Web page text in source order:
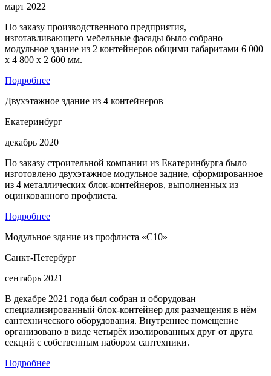
март 2022
По заказу производственного предприятия,
изготавливающего мебельные фасады было собрано
модульное здание из 2 контейнеров общими габаритами 6 000
х 4 800 х 2 600 мм.
Подробнее
Двухэтажное здание из 4 контейнеров
Екатеринбург
декабрь 2020
По заказу строительной компании из Екатеринбурга было
изготовлено двухэтажное модульное задние, сформированное
из 4 металлических блок-контейнеров, выполненных из
оцинкованного профлиста.
Подробнее
Модульное здание из профлиста «С10»
Санкт-Петербург
сентябрь 2021
В декабре 2021 года был собран и оборудован
специализированный блок-контейнер для размещения в нём
сантехнического оборудования. Внутреннее помещение
организовано в виде четырёх изолированных друг от друга
секций с собственным набором сантехники.
Подробнее